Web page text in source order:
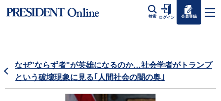
検索 ログイン 会員登録
なぜ"ならず者"が英雄になるのか…社会学者がトランプ
という破壊現象に見る｢人間社会の闇の奥｣